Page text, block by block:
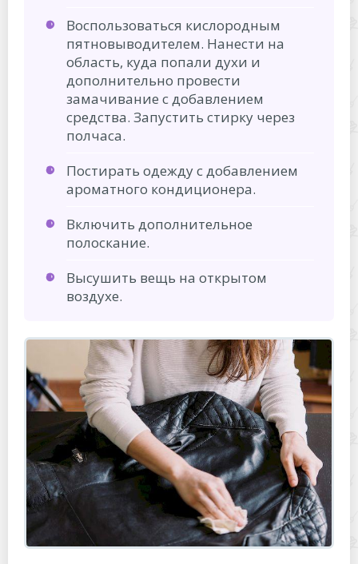
Воспользоваться кислородным
пятновыводителем. Нанести на
область, куда попали духи и
дополнительно провести
замачивание с добавлением
средства. Запустить стирку через
полчаса.
Постирать одежду с добавлением
ароматного кондиционера.
Включить дополнительное
полоскание.
Высушить вещь на открытом
воздухе.